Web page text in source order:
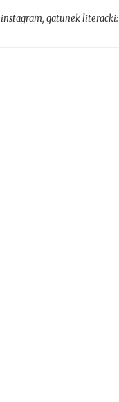
instagram, gatunek literacki: